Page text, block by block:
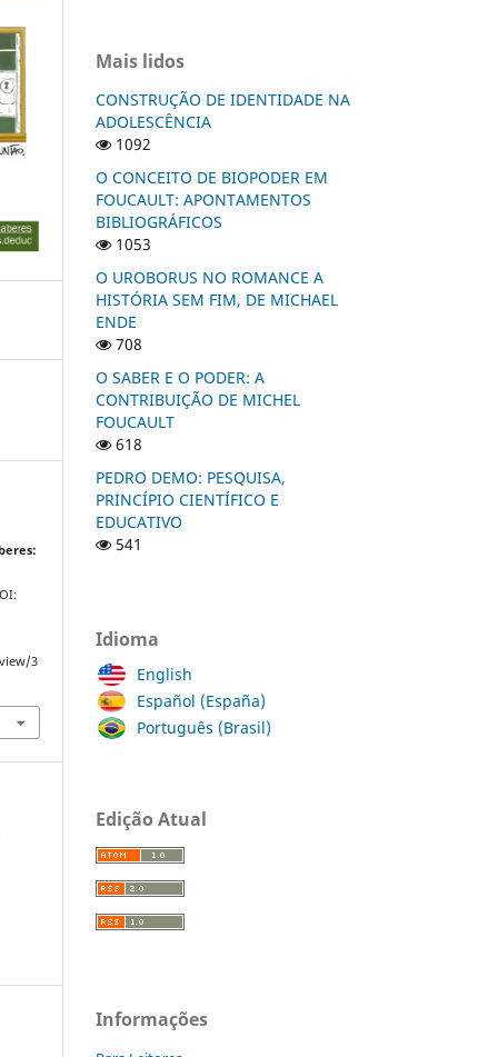
3
Mais lidos
CONSTRUÇÃO DE IDENTIDADE NA
ADOLESCÊNCIA
1092
O CONCEITO DE BIOPODER EM
FOUCAULT: APONTAMENTOS
BIBLIOGRÁFICOS
1053
O UROBORUS NO ROMANCE A
HISTÓRIA SEM FIM, DE MICHAEL
ENDE
708
O SABER E O PODER: A
CONTRIBUIÇÃO DE MICHEL
FOUCAULT
618
PEDRO DEMO: PESQUISA,
PRINCÍPIO CIENTÍFICO E
EDUCATIVO
541
Idioma
English
Español (España)
Português (Brasil)
Edição Atual
Informações